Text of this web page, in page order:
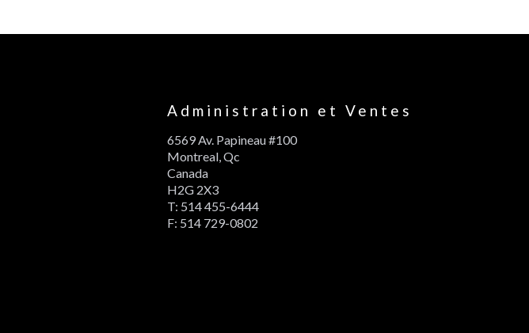
Administration et Ventes
6569 Av. Papineau #100
Montreal, Qc
Canada
H2G 2X3
T: 514 455-6444
F: 514 729-0802